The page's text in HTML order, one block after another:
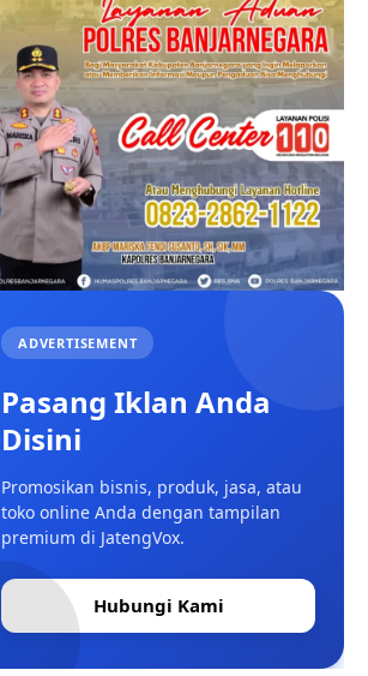
ADVERTISEMENT
Pasang Iklan Anda
Disini
Promosikan bisnis, produk, jasa, atau
toko online Anda dengan tampilan
premium di JatengVox.
Hubungi Kami